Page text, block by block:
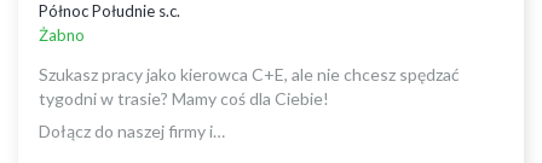
Północ Południe s.c.
Żabno
Szukasz pracy jako kierowca C+E, ale nie chcesz spędzać
tygodni w trasie? Mamy coś dla Ciebie!
Dołącz do naszej firmy i…